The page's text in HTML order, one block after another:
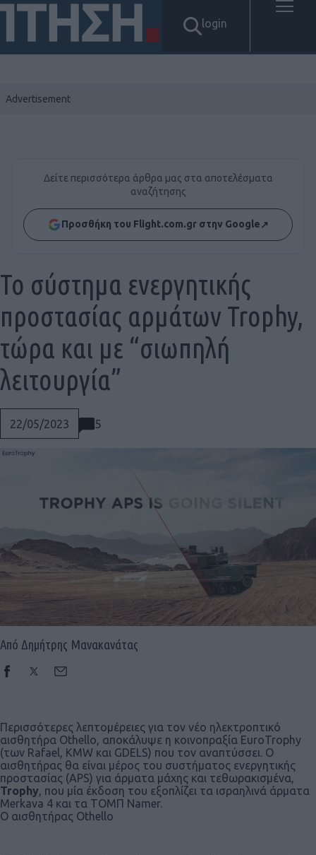
login
Δείτε περισσότερα άρθρα μας στα αποτελέσματα
αναζήτησης
Προσθήκη του Flight.com.gr στην Google↗
22/05/2023 5
Το σύστημα ενεργητικής
προστασίας αρμάτων Trophy,
τώρα και με “σιωπηλή
λειτουργία”
Από Δημήτρης Μανακανάτας
Περισσότερες λεπτομέρειες για τον νέο ηλεκτροπτικό
αισθητήρα Othello, αποκάλυψε η κοινοπραξία EuroTrophy
(των Rafael, KMW και GDELS) που τον αναπτύσσει. Ο
αισθητήρας θα είναι μέρος του συστήματος ενεργητικής
προστασίας (APS) για άρματα μάχης και τεθωρακισμένα,
Trophy, που μία έκδοση του εξοπλίζει τα ισραηλινά άρματα
Merkava 4 και τα ΤΟΜΠ Namer.
O αισθητήρας Othello